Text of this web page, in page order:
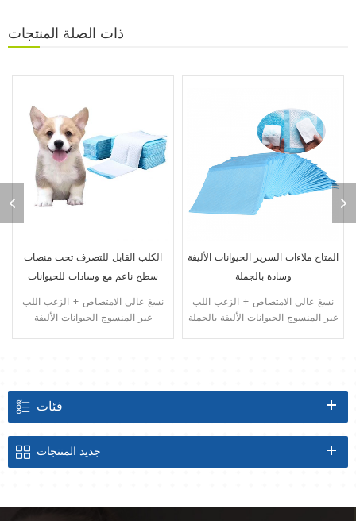
ذات الصلة المنتجات
الكلب القابل للتصرف تحت منصات
سطح ناعم مع وسادات للحيوانات
الأليفة عالية الامتصاص
نسغ عالي الامتصاص + الزغب اللب
غير المنسوج الحيوانات الأليفة
المتاح ملاءات السرير الحيوانات الأليفة
وسادة بالجملة
نسغ عالي الامتصاص + الزغب اللب
غير المنسوج الحيوانات الأليفة بالجملة
فئات
جديد المنتجات